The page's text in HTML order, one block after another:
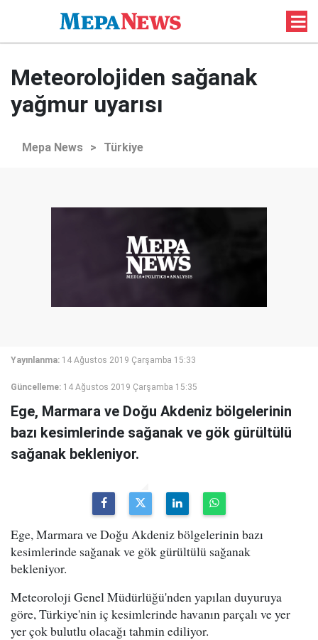
Meteorolojiden sağanak
yağmur uyarısı
Mepa News > Türkiye
Yayınlanma: 14 Ağustos 2019 Çarşamba 15:33
Güncelleme: 14 Ağustos 2019 Çarşamba 15:35
Ege, Marmara ve Doğu Akdeniz bölgelerinin
bazı kesimlerinde sağanak ve gök gürültülü
sağanak bekleniyor.
Ege, Marmara ve Doğu Akdeniz bölgelerinin bazı
kesimlerinde sağanak ve gök gürültülü sağanak
bekleniyor.
Meteoroloji Genel Müdürlüğü'nden yapılan duyuruya
göre, Türkiye'nin iç kesimlerinde havanın parçalı ve yer
yer çok bulutlu olacağı tahmin ediliyor.